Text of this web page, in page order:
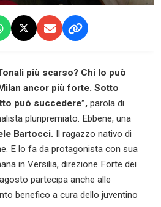
più scarso? Chi lo può
ancor più forte. Sotto
può succedere”, parola di
pluripremiato. Ebbene, una
Bartocci. Il ragazzo nativo di
E lo fa da protagonista con sua
in Versilia, direzione Forte dei
partecipa anche alle
benefico a cura dello juventino